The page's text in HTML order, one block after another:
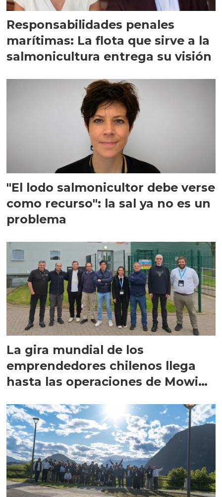
Responsabilidades penales
marítimas: La flota que sirve a la
salmonicultura entrega su visión
"El lodo salmonicultor debe verse
como recurso": la sal ya no es un
problema
La gira mundial de los
emprendedores chilenos llega
hasta las operaciones de Mowi